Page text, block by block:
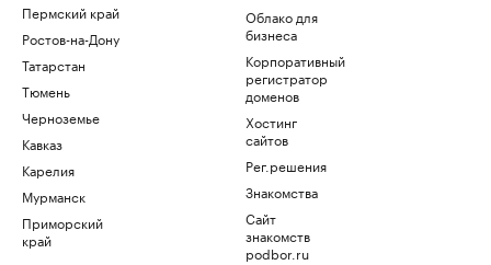
Пермский край
Ростов-на-Дону
Татарстан
Тюмень
Черноземье
Кавказ
Карелия
Мурманск
Приморский
край
Облако для
бизнеса
Корпоративный
регистратор
доменов
Хостинг
сайтов
Рег.решения
Знакомства
Сайт
знакомств
podbor.ru